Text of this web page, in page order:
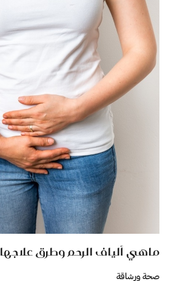
ماهي ألياف الرحم وطرق علاجها
صحة ورشاقة